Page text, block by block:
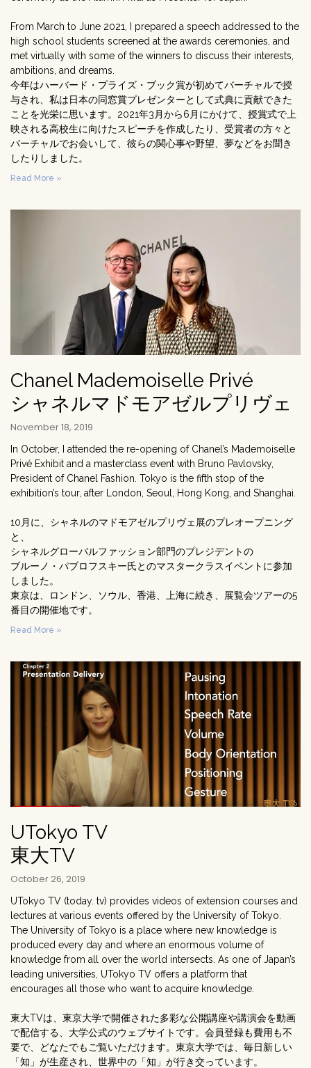
From March to June 2021, I prepared a speech addressed to the
high school students screened at the awards ceremonies, and
met virtually with some of the winners to discuss their interests,
ambitions, and dreams.
今年はハーバード・プライズ・ブック賞が初めてバーチャルで授
与され、私は日本の同窓賞プレゼンターとして式典に貢献できた
ことを光栄に思います。2021年3月から6月にかけて、授賞式で上
映される高校生に向けたスピーチを作成したり、受賞者の方々と
バーチャルでお会いして、彼らの関心事や野望、夢などをお聞き
したりしました。
Read More »
Chanel Mademoiselle Privé
シャネルマドモアゼルプリヴェ
November 18, 2019
In October, I attended the re-opening of Chanel’s Mademoiselle
Privé Exhibit and a masterclass event with Bruno Pavlovsky,
President of Chanel Fashion. Tokyo is the fifth stop of the
exhibition’s tour, after London, Seoul, Hong Kong, and Shanghai.
10月に、シャネルのマドモアゼルプリヴェ展のプレオープニング
と、
シャネルグローバルファッション部門のプレジデントの
ブルーノ・パブロフスキー氏とのマスタークラスイベントに参加
しました。
東京は、ロンドン、ソウル、香港、上海に続き、展覧会ツアーの5
番目の開催地です。
Read More »
UTokyo TV
東大TV
October 26, 2019
UTokyo TV (today. tv) provides videos of extension courses and
lectures at various events offered by the University of Tokyo.
The University of Tokyo is a place where new knowledge is
produced every day and where an enormous volume of
knowledge from all over the world intersects. As one of Japan’s
leading universities, UTokyo TV offers a platform that
encourages all those who want to acquire knowledge.
東大TVは、東京大学で開催された多彩な公開講座や講演会を動画
で配信する、大学公式のウェブサイトです。会員登録も費用も不
要で、どなたでもご覧いただけます。東京大学では、毎日新しい
「知」が生産され、世界中の「知」が行き交っています。